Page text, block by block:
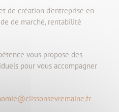
de création d’entreprise en
de marché, rentabilité
vous propose des
pour vous accompagner